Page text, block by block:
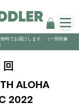
料でお届けします。（一部対象
ALOHA
2022